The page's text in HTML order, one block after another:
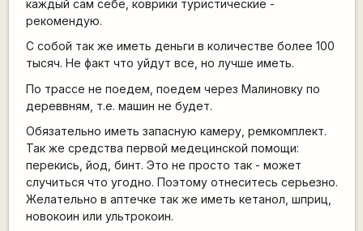
каждый сам себе, коврики туристические -
рекомендую.
С собой так же иметь деньги в количестве более 100
тысяч. Не факт что уйдут все, но лучше иметь.
По трассе не поедем, поедем через Малиновку по
дереввням, т.е. машин не будет.
Обязательно иметь запасную камеру, ремкомплект.
Так же средства первой медецинской помощи:
перекись, йод, бинт. Это не просто так - может
случиться что угодно. Поэтому отнеситесь серьезно.
Желательно в аптечке так же иметь кетанол, шприц,
новокоин или ультрокоин.